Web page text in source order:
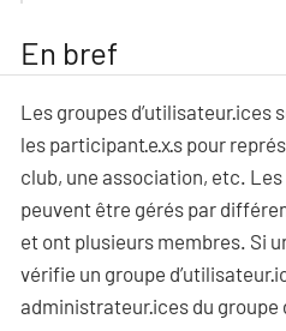
En bref
Les groupes
les participant·e·x·s pour
club, une association, etc. Les
peuvent être gérés par
et ont plusieurs membres. Si
vérifie un groupe
administrateur·ices du groupe